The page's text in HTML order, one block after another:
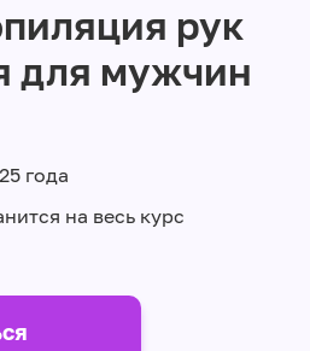
рук
для мужчин
года
на весь курс